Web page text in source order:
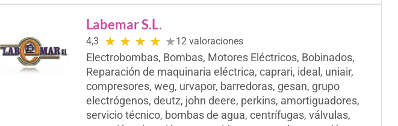
Labemar S.L.
4,3 ★ ★ ★ ★ ★12 valoraciones
Electrobombas, Bombas, Motores Eléctricos, Bobinados,
Reparación de maquinaria eléctrica, caprari, ideal, uniair,
compresores, weg, urvapor, barredoras, gesan, grupo
electrógenos, deutz, john deere, perkins, amortiguadores,
servicio técnico, bombas de agua, centrífugas, válvulas,